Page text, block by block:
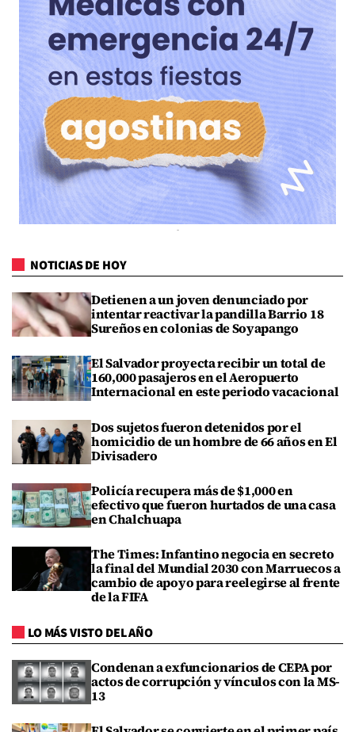
NOTICIAS DE HOY
Detienen a un joven denunciado por
intentar reactivar la pandilla Barrio 18
Sureños en colonias de Soyapango
El Salvador proyecta recibir un total de
160,000 pasajeros en el Aeropuerto
Internacional en este periodo vacacional
Dos sujetos fueron detenidos por el
homicidio de un hombre de 66 años en El
Divisadero
Policía recupera más de $1,000 en
efectivo que fueron hurtados de una casa
en Chalchuapa
The Times: Infantino negocia en secreto
la final del Mundial 2030 con Marruecos a
cambio de apoyo para reelegirse al frente
de la FIFA
LO MÁS VISTO DEL AÑO
Condenan a exfuncionarios de CEPA por
actos de corrupción y vínculos con la MS-
13